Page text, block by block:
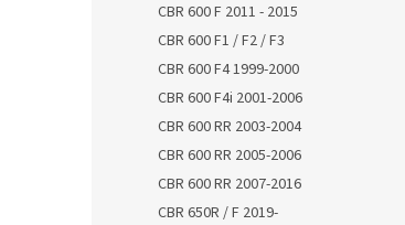
CBR 600 F 2011 - 2015
CBR 600 F1 / F2 / F3
CBR 600 F4 1999-2000
CBR 600 F4i 2001-2006
CBR 600 RR 2003-2004
CBR 600 RR 2005-2006
CBR 600 RR 2007-2016
CBR 650R / F 2019-